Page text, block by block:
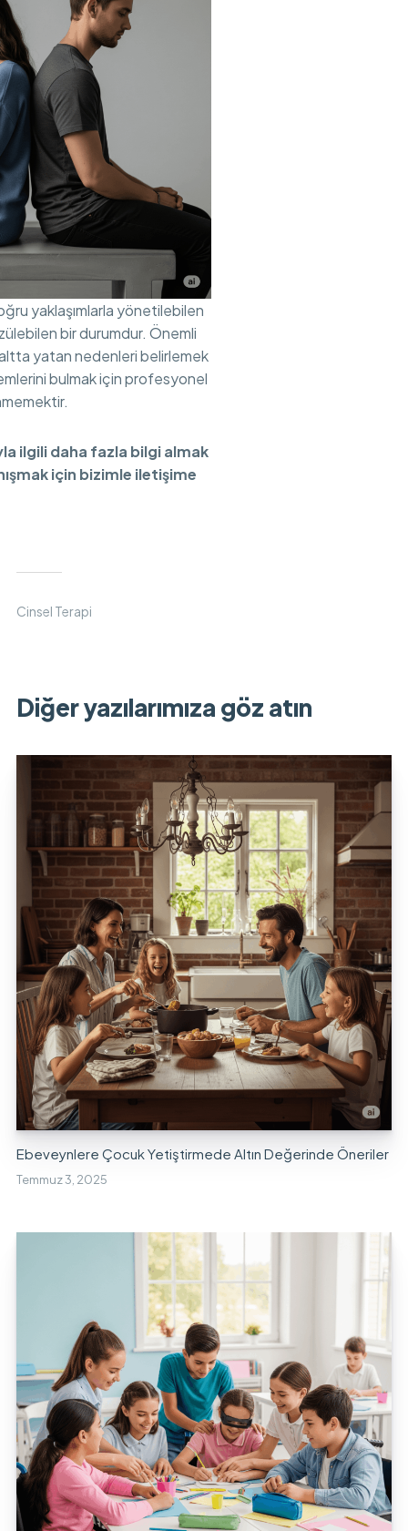
yaklaşımlarla yönetilebilen
bir durumdur. Önemli
yatan nedenleri belirlemek
bulmak için profesyonel
ilgili daha fazla bilgi almak
için bizimle iletişime
Cinsel Terapi
Diğer yazılarımıza göz atın
Ebeveynlere Çocuk Yetiştirmede Altın Değerinde Öneriler
Temmuz 3, 2025